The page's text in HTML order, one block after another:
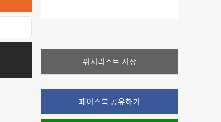
위시리스트 저장
페이스북 공유하기